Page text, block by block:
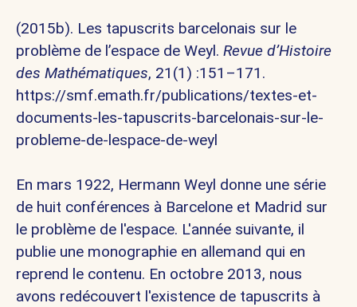
(2015b). Les tapuscrits barcelonais sur le
problème de l’espace de Weyl. Revue d’Histoire
des Mathématiques, 21(1) :151–171.
https://smf.emath.fr/publications/textes-et-
documents-les-tapuscrits-barcelonais-sur-le-
probleme-de-lespace-de-weyl
En mars 1922, Hermann Weyl donne une série
de huit conférences à Barcelone et Madrid sur
le problème de l'espace. L'année suivante, il
publie une monographie en allemand qui en
reprend le contenu. En octobre 2013, nous
avons redécouvert l'existence de tapuscrits à